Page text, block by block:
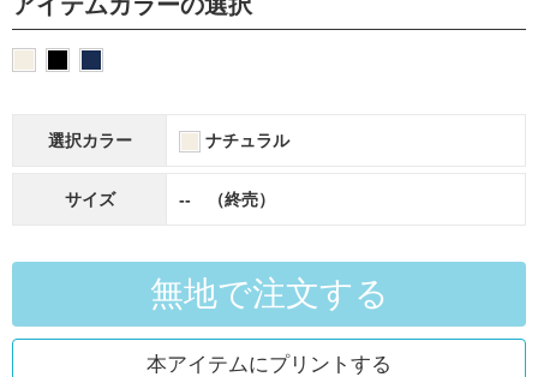
選択カラー ナチュラル
サイズ -- （終売）
無地で注文する
本アイテムにプリントする